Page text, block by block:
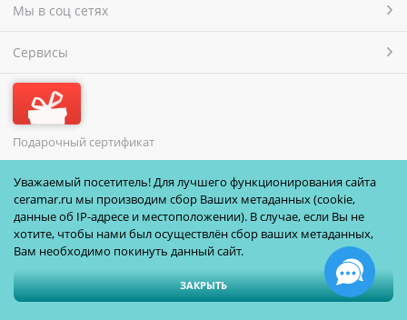
Мы в соц сетях
Сервисы
Подарочный сертификат
МЫ ПРИНИМАЕМ
Полная версия сайта
Уважаемый посетитель! Для лучшего функционирования сайта
ceramar.ru мы производим сбор Ваших метаданных (cookie,
данные об IP-адресе и местоположении). В случае, если Вы не
хотите, чтобы нами был осуществлён сбор ваших метаданных,
Вам необходимо покинуть данный сайт.
ЗАКРЫТЬ